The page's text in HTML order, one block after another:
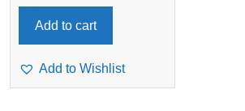
Add to cart
Add to Wishlist